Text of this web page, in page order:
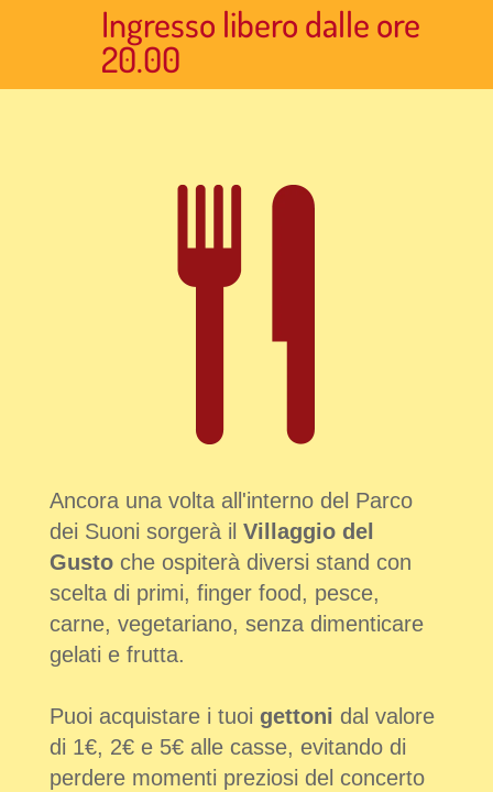
Ingresso libero dalle ore
20.00
Ancora una volta all'interno del Parco
dei Suoni sorgerà il Villaggio del
Gustoche ospiterà diversi stand con
scelta di primi, finger food, pesce,
carne, vegetariano, senza dimenticare
gelati e frutta.
Puoi acquistare i tuoi gettoni dal valore
di 1€, 2€ e 5€ alle casse, evitando di
perdere momenti preziosi del concerto